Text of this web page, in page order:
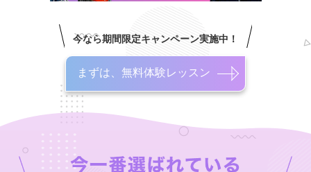
今なら期間限定キャンペーン実施中！
まずは、無料体験レッスン